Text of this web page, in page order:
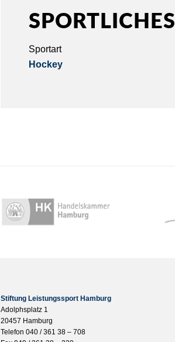
SPORTLICHES
Sportart
Hockey
Stiftung Leistungssport Hamburg
Adolphsplatz 1
20457 Hamburg
Telefon 040 / 361 38 – 708